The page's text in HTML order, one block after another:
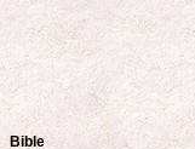
Bible